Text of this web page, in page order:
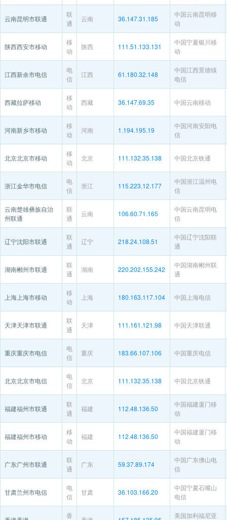
云南昆明市联通
联
通
云南 36.147.31.185
中国云南昆明移
动
陕西西安市移动
移
动
陕西 111.51.133.131
中国宁夏银川移
动
江西新余市电信
电
信
江西 61.180.32.148
中国江西景德镇
电信
西藏拉萨移动
移
动
西藏 36.147.69.35 中国云南移动
河南新乡市移动
移
动
河南 1.194.195.19
中国河南安阳电
信
北京北京市移动
移
动
北京 111.132.35.138 中国北京铁通
浙江金华市电信
电
信
浙江 115.223.12.177
中国浙江温州电
信
云南楚雄彝族自治
州联通
联
通
云南 106.60.71.165
中国云南昆明电
信
辽宁沈阳市联通
联
通
辽宁 218.24.108.51
中国辽宁沈阳联
通
湖南郴州市联通
联
通
湖南 220.202.155.242
中国湖南郴州联
通
上海上海市移动
移
动
上海 180.163.117.104 中国上海电信
天津天津市联通
联
通
天津 111.161.121.98 中国天津联通
重庆重庆市电信
电
信
重庆 183.66.107.106 中国重庆电信
北京北京市电信
电
信
北京 111.132.35.138 中国北京铁通
福建福州市联通
联
通
福建 112.48.136.50
中国福建厦门移
动
福建福州市移动
移
动
福建 112.48.136.50
中国福建厦门移
动
广东广州市联通
联
通
广东 59.37.89.174
中国广东佛山电
信
甘肃兰州市电信
电
信
甘肃 36.103.166.20
中国宁夏石嘴山
电信
香 美国加利福尼亚